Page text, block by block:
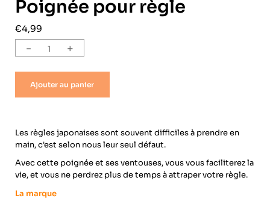
Poignée pour règle
€4,99
- +
Ajouter au panier
Les règles japonaises sont souvent difficiles à prendre en
main, c'est selon nous leur seul défaut.
Avec cette poignée et ses ventouses, vous vous faciliterez la
vie, et vous ne perdrez plus de temps à attraper votre règle.
La marque